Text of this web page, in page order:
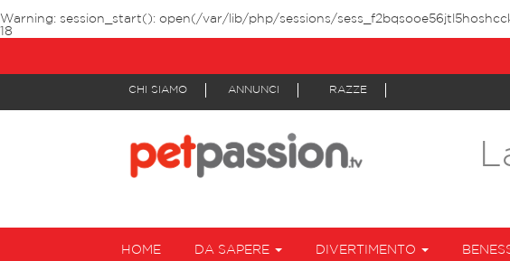
Warning: session_start(): open(/var/lib/php/sessions/
18
CHI SIAMO ANNUNCI RAZZE
HOME DA SAPERE DIVERTIMENTO